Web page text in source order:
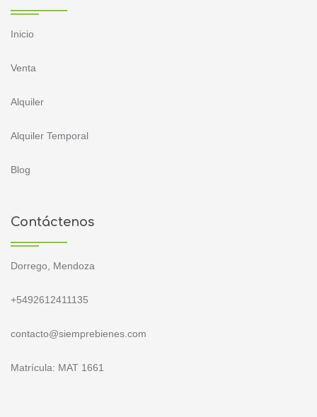
Inicio
Venta
Alquiler
Alquiler Temporal
Blog
Contáctenos
Dorrego, Mendoza
+5492612411135
contacto@siemprebienes.com
Matrícula: MAT 1661